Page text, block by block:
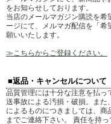
をお知らせしております。
当店のメールマガジン購読を希
ージにて、メルマガ配信を「希
願いいたします。
≫こちらからご登録ください。
■返品・キャンセルについて
品質管理には十分な注意を払っ
送事故による汚損・破損。また
によるものにつきましては、商
までご連絡下さい。 責任を持